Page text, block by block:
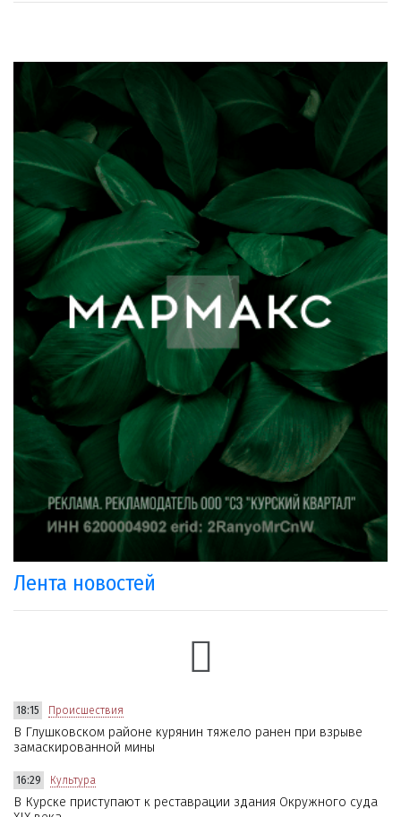
Лента новостей
18:15 Происшествия
В Глушковском районе курянин тяжело ранен при взрыве
замаскированной мины
16:29 Культура
В Курске приступают к реставрации здания Окружного суда